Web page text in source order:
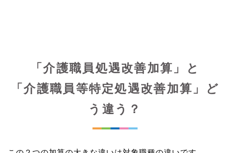
「介護職員処遇改善加算」と
「介護職員等特定処遇改善加算」ど
う違う？